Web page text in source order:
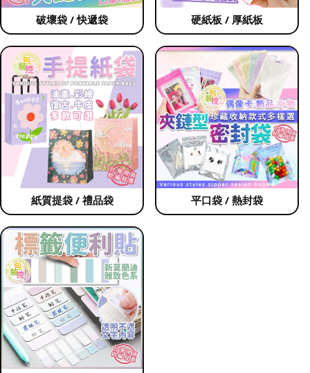
破壞袋 / 快遞袋 硬紙板 / 厚紙板
紙質提袋 / 禮品袋 平口袋 / 熱封袋